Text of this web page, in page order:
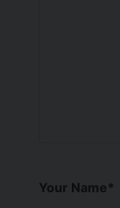
Your Name*